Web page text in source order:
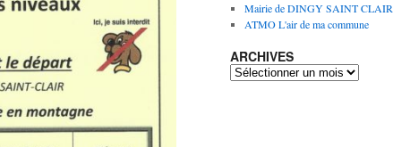
Mairie de DINGY SAINT CLAIR
ATMO L'air de ma commune
ARCHIVES
ARCHIVES